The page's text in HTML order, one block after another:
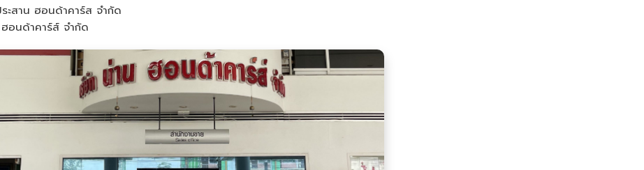
สาน ฮอนด้าคาร์ส จำกัด
อนด้าคาร์ส์ จำกัด